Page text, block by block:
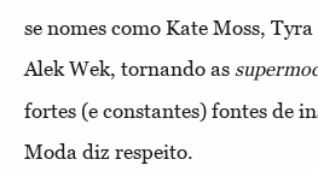
se nomes como Kate Moss,
Alek Wek, tornando as
fortes (e constantes) fontes de
Moda diz respeito.